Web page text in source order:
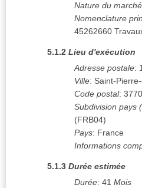
Nature du marché
Nomenclature
45262660
5.1.2 Lieu d'exécution
Adresse postale:
Ville: Saint-
Code postal:
Subdivision pays
(FRB04)
Pays: France
Informations
5.1.3 Durée estimée
Durée: 41 Mois